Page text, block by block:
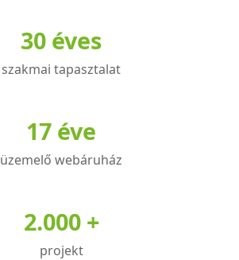
van.
változatok
választhatók
ki
30 éves
szakmai tapasztalat
17 éve
üzemelő webáruház
2.000 +
projekt